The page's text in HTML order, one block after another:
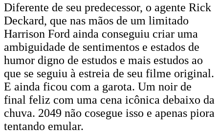
Diferente de seu predecessor, o agente Rick
Deckard, que nas mãos de um limitado
Harrison Ford ainda conseguiu criar uma
ambiguidade de sentimentos e estados de
humor digno de estudos e mais estudos ao
que se seguiu à estreia de seu filme original.
E ainda ficou com a garota. Um noir de
final feliz com uma cena icônica debaixo da
chuva. 2049 não cosegue isso e apenas piora
tentando emular.